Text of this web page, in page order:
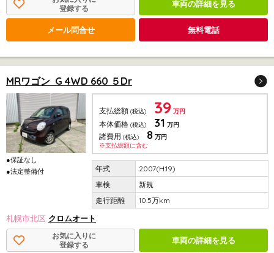
登録する
車両の詳細を見る
メール問合せ 無料電話
MRワゴン G 4WD 660 ５Dr
●保証なし
●法定整備付
支払総額 (税込) 39 万円
本体価格 (税込) 31 万円
諸費用 (税込) 8 万円
※支払総額に含む
2007(H.19)
新規
10.5万km
札幌市北区 クロムオート
お気に入りに
登録する
車両の詳細を見る